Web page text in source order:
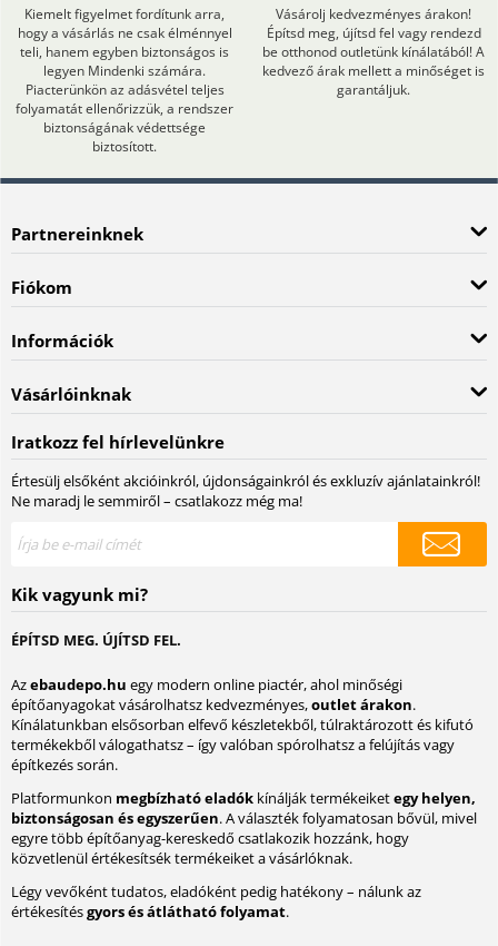
Kiemelt figyelmet fordítunk arra,
hogy a vásárlás ne csak élménnyel
teli, hanem egyben biztonságos is
legyen Mindenki számára.
Piacterünkön az adásvétel teljes
folyamatát ellenőrizzük, a rendszer
biztonságának védettsége
biztosított.
Vásárolj kedvezményes árakon!
Építsd meg, újítsd fel vagy rendezd
be otthonod outletünk kínálatából! A
kedvező árak mellett a minőséget is
garantáljuk.
Partnereinknek
Fiókom
Információk
Vásárlóinknak
Iratkozz fel hírlevelünkre
Értesülj elsőként akcióinkról, újdonságainkról és exkluzív ajánlatainkról!
Ne maradj le semmiről – csatlakozz még ma!
Kik vagyunk mi?
ÉPÍTSD MEG. ÚJÍTSD FEL.
Azebaudepo.hu egy modern online piactér, ahol minőségi
építőanyagokat vásárolhatsz kedvezményes,outlet árakon.
Kínálatunkban elsősorban elfevő készletekből, túlraktározott és kifutó
termékekből válogathatsz – így valóban spórolhatsz a felújítás vagy
építkezés során.
Platformunkon megbízható eladók kínálják termékeiketegy helyen,
biztonságosan és egyszerűen. A választék folyamatosan bővül, mivel
egyre több építőanyag-kereskedő csatlakozik hozzánk, hogy
közvetlenül értékesítsék termékeiket a vásárlóknak.
Légy vevőként tudatos, eladóként pedig hatékony – nálunk az
értékesítésgyors és átlátható folyamat.